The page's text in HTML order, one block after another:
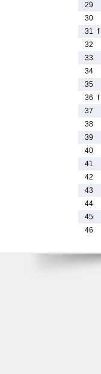
29
30
31 f
32
33
34
35
36 f
37
38
39
40
41
42
43
44
45
46